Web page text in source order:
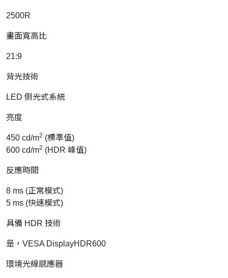
2500R
畫面寬高比
21:9
背光技術
LED 側光式系統
亮度
450 cd/m2 (標準值)
600 cd/m2 (HDR 峰值)
反應時間
8 ms (正常模式)
5 ms (快速模式)
具備 HDR 技術
是，VESA DisplayHDR600
環境光線感應器